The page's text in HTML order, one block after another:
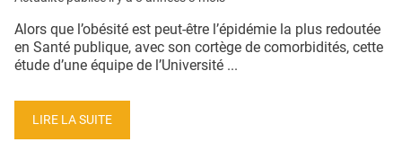
Alors que l’obésité est peut-être l’épidémie la plus redoutée
en Santé publique, avec son cortège de comorbidités, cette
étude d’une équipe de l’Université ...
LIRE LA SUITE